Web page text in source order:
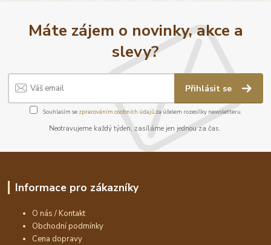
Máte zájem o novinky, akce a
slevy?
Přihlásit se
Souhlasím se zpracováním osobních údajůza účelem rozesílky newsletteru.
Neotravujeme každý týden, zasíláme jen jednou za čas.
Informace pro zákazníky
O nás / Kontakt
Obchodní podmínky
Cena dopravy